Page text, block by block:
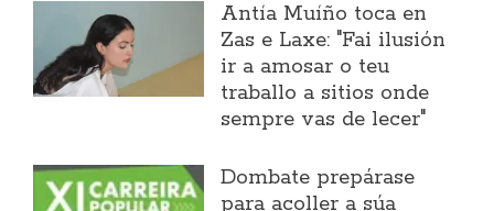
Antía Muíño toca en
Zas e Laxe: "Fai ilusión
ir a amosar o teu
traballo a sitios onde
sempre vas de lecer"
Dombate prepárase
para acoller a súa